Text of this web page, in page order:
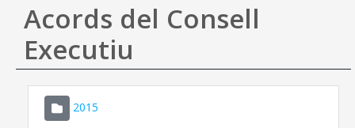
Ajuda
Acords del Consell
Executiu
2015